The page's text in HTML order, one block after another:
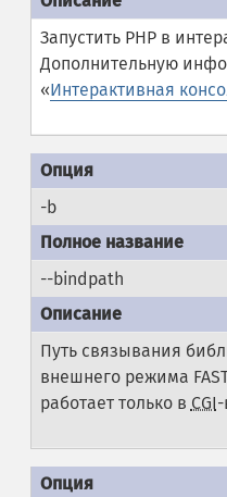
Запустить PHP в
Дополнительную
«Интерактивная
-b
--bindpath
Путь связывания
внешнего режима
работает только в CGI